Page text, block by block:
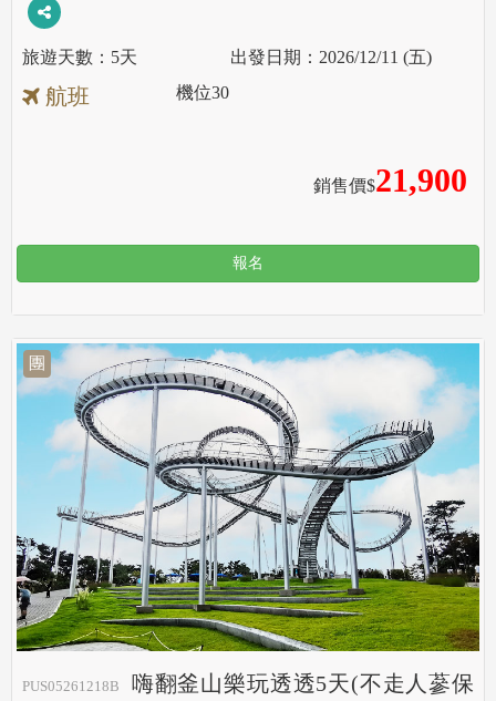
5天 2026/12/11 (五)
航班
銷售價$21,900
機位30
報名
團
PUS05261218B
嗨翻釜山樂玩透透5天(不走人蔘保